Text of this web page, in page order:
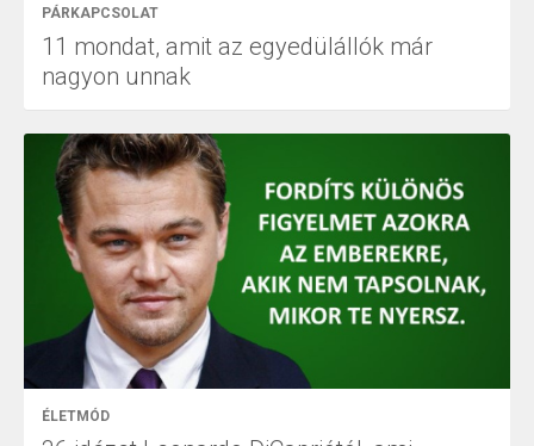
PÁRKAPCSOLAT
11 mondat, amit az egyedülállók már
nagyon unnak
ÉLETMÓD